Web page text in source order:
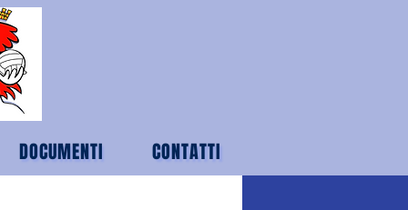
DOCUMENTI CONTATTI